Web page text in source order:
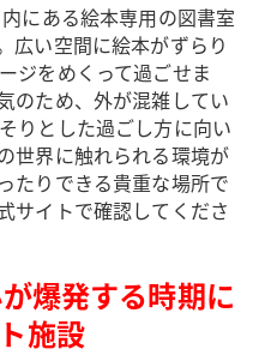
にある絵本専用の図書室
広い空間に絵本がずらり
ジをめくって過ごせま
のため、外が混雑してい
りとした過ごし方に向い
世界に触れられる環境が
たりできる貴重な場所で
サイトで確認してくださ
爆発する時期に
施設